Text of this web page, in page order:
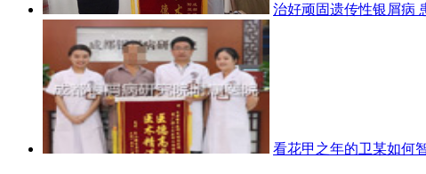
治好顽固遗传性银屑病
看花甲之年的卫某如何